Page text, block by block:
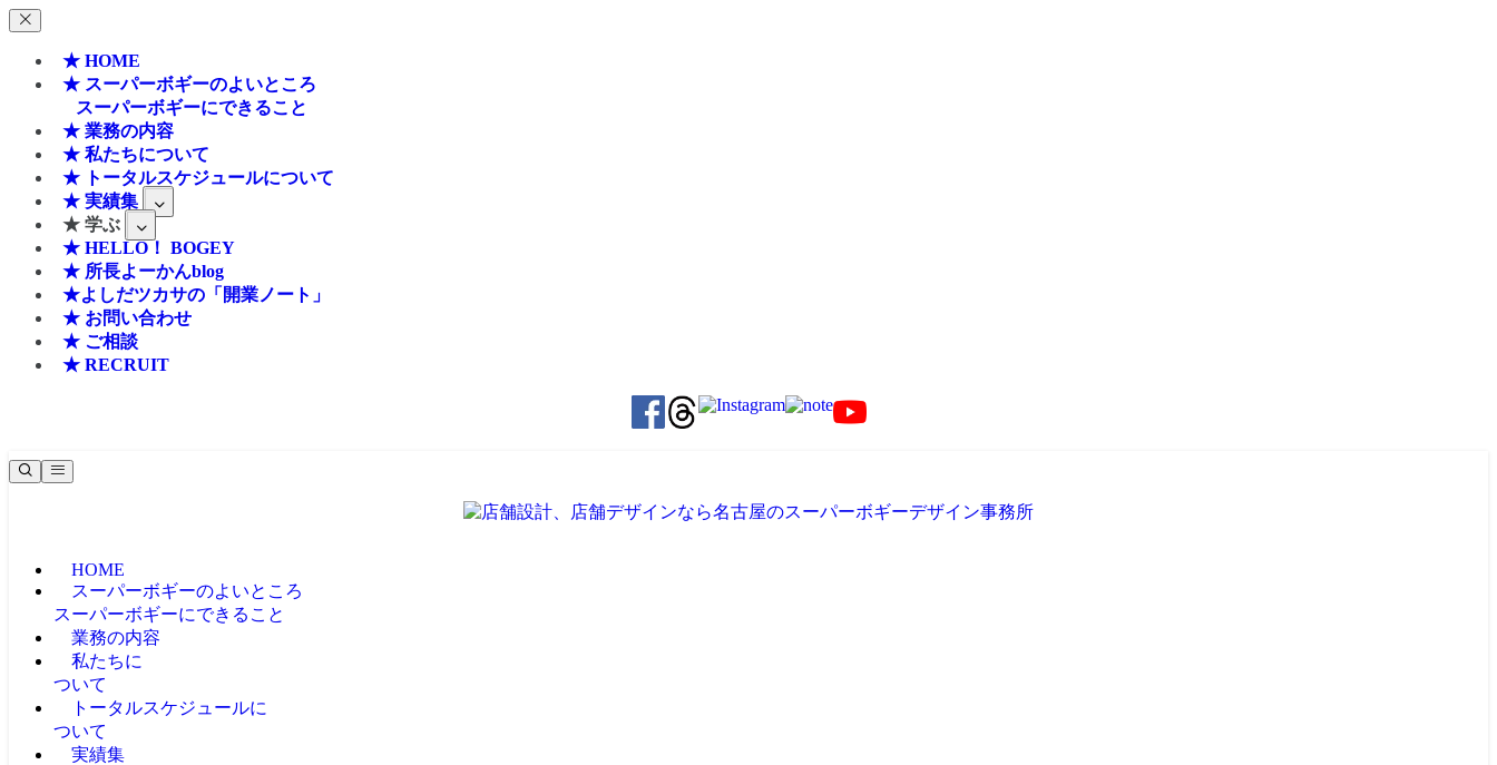
★ HOME
★ スーパーボギーのよいところ
スーパーボギーにできること
★ 業務の内容
★ 私たちについて
★ トータルスケジュールについて
★ 実績集
★ 学ぶ
★ HELLO！ BOGEY
★ 所長よーかんblog
★よしだツカサの「開業ノート」
★ お問い合わせ
★ ご相談
★ RECRUIT
HOME
スーパーボギーのよいところ
スーパーボギーにできること
業務の内容
私たちに
ついて
トータルスケジュールに
ついて
実績集